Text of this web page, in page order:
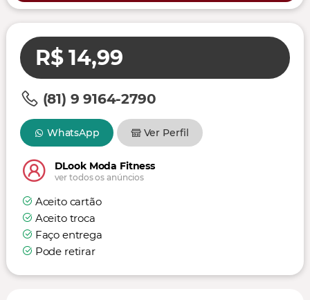
R$ 14,99
(81) 9 9164-2790
WhatsApp Ver Perfil
DLook Moda Fitness
ver todos os anúncios
Aceito cartão
Aceito troca
Faço entrega
Pode retirar